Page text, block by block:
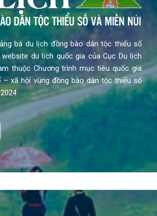
bá du lịch đồng bào dân tộc thiểu số
du lịch quốc gia của Cục Du lịch
thuộc Chương trình mục tiêu quốc gia
– xã hội vùng đồng bào dân tộc thiểu số